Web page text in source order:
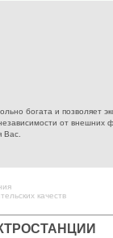
богата и
от
Вас.
качеств